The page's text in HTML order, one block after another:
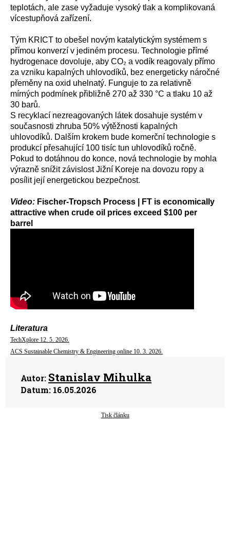
teplotách, ale zase vyžaduje vysoký tlak a komplikovaná
vícestupňová zařízení.
Tým KRICT to obešel novým katalytickým systémem s
přímou konverzí v jediném procesu. Technologie přímé
hydrogenace dovoluje, aby CO₂ a vodík reagovaly přímo
za vzniku kapalných uhlovodíků, bez energeticky náročné
přeměny na oxid uhelnatý. Funguje to za relativně
mírných podmínek přibližně 270 až 330 °C a tlaku 10 až
30 barů.
S recyklací nezreagovaných látek dosahuje systém v
současnosti zhruba 50% výtěžnosti kapalných
uhlovodíků. Dalším krokem bude komerční technologie s
produkcí přesahující 100 tisíc tun uhlovodíků ročně.
Pokud to dotáhnou do konce, nová technologie by mohla
výrazně snížit závislost Jižní Koreje na dovozu ropy a
posílit její energetickou bezpečnost.
Video: Fischer-Tropsch Process | FT is economically
attractive when crude oil prices exceed $100 per
barrel
Literatura
TechXplore 12. 5. 2026.
ACS Sustainable Chemistry & Engineering online 10. 3. 2026.
Autor: Stanislav Mihulka
Datum: 16.05.2026
Tisk článku